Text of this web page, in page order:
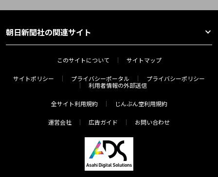
朝日新聞社の関連サイト
このサイトについて サイトマップ
サイトポリシー プライバシーポータル
プライバシーポリシー
利用者情報の外部送信
全サイト利用規約 じんぶん堂利用規約
運営会社 広告ガイド お問い合わせ